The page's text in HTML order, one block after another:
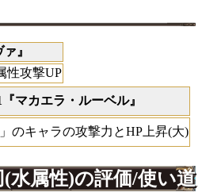
』
性攻撃UP
マカエラ・ルーベル』
のキャラの攻撃力とHP上昇(大)
水属性)の評価/使い道